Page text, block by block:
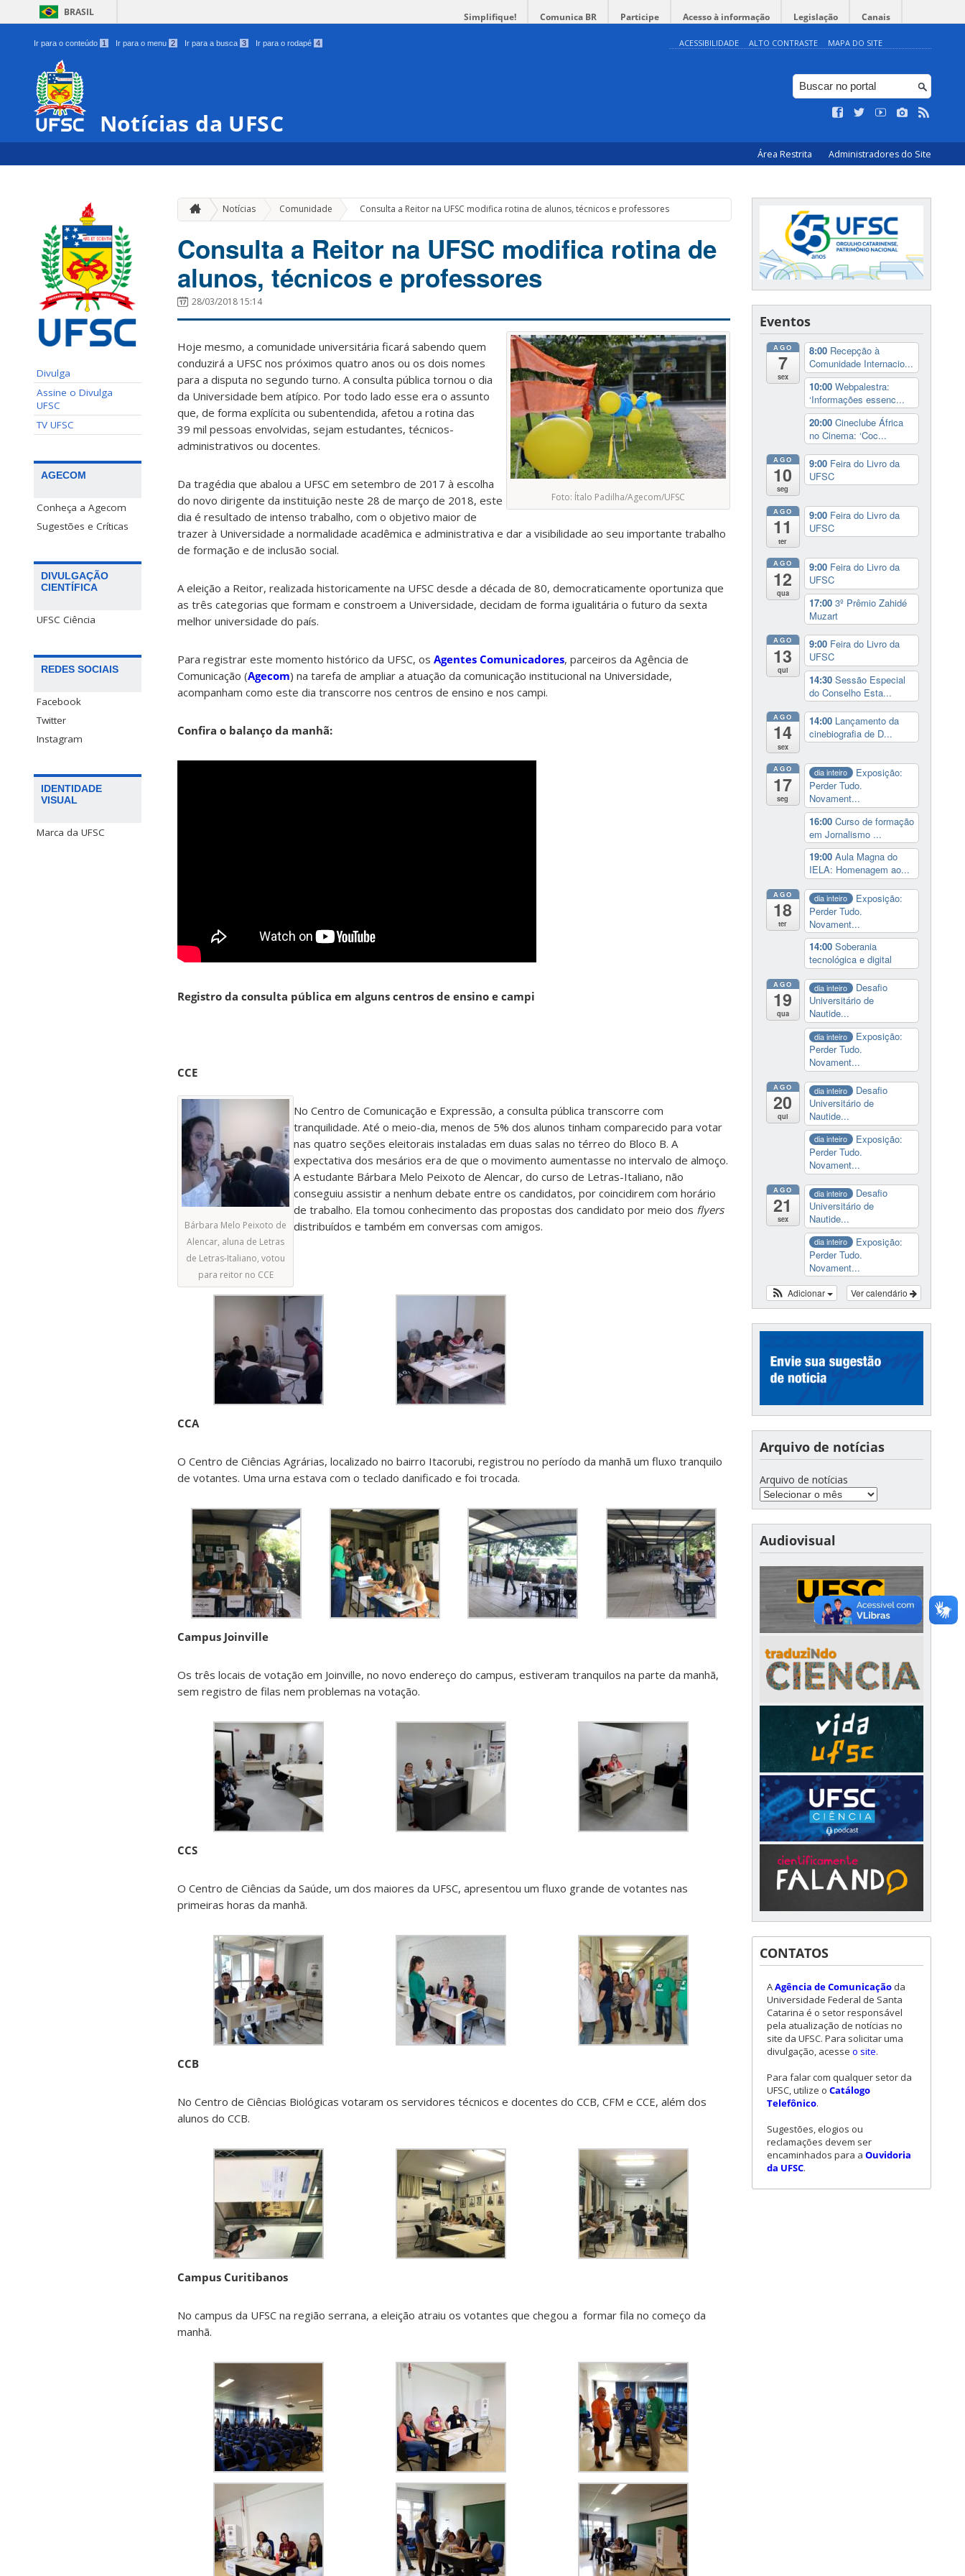
BRASIL Simplifique! Comunica BR Participe Acesso à informação Legislação Canais
Ir para o conteúdo 1 Ir para o menu 2 Ir para a busca 3 Ir para o rodapé 4 ACESSIBILIDADE ALTO CONTRASTE MAPA DO SITE
Notícias da UFSC
Área Restrita Administradores do Site
Divulga
Assine o Divulga
UFSC
TV UFSC
AGECOM
Conheça a Agecom
Sugestões e Críticas
DIVULGAÇÃO
CIENTÍFICA
UFSC Ciência
REDES SOCIAIS
Facebook
Twitter
Instagram
IDENTIDADE
VISUAL
Marca da UFSC
Notícias Comunidade » Consulta a Reitor na UFSC modifica rotina de alunos, técnicos e professores
Consulta a Reitor na UFSC modifica rotina de
alunos, técnicos e professores
28/03/2018 15:14
Foto: Ítalo Padilha/Agecom/UFSC
Hoje mesmo, a comunidade universitária ficará sabendo quem
conduzirá a UFSC nos próximos quatro anos ou os dois nomes
para a disputa no segundo turno. A consulta pública tornou o dia
da Universidade bem atípico. Por todo lado esse era o assunto
que, de forma explícita ou subentendida, afetou a rotina das
39 mil pessoas envolvidas, sejam estudantes, técnicos-
administrativos ou docentes.
Da tragédia que abalou a UFSC em setembro de 2017 à escolha
do novo dirigente da instituição neste 28 de março de 2018, este
dia é resultado de intenso trabalho, com o objetivo maior de
trazer à Universidade a normalidade acadêmica e administrativa e dar a visibilidade ao seu importante trabalho
de formação e de inclusão social.
A eleição a Reitor, realizada historicamente na UFSC desde a década de 80, democraticamente oportuniza que
as três categorias que formam e constroem a Universidade, decidam de forma igualitária o futuro da sexta
melhor universidade do país.
Para registrar este momento histórico da UFSC, os Agentes Comunicadores, parceiros da Agência de
Comunicação (Agecom) na tarefa de ampliar a atuação da comunicação institucional na Universidade,
acompanham como este dia transcorre nos centros de ensino e nos campi.
Confira o balanço da manhã:
Registro da consulta pública em alguns centros de ensino e campi
CCE
Bárbara Melo Peixoto de
Alencar, aluna de Letras
de Letras-Italiano, votou
para reitor no CCE
No Centro de Comunicação e Expressão, a consulta pública transcorre com
tranquilidade. Até o meio-dia, menos de 5% dos alunos tinham comparecido para votar
nas quatro seções eleitorais instaladas em duas salas no térreo do Bloco B. A
expectativa dos mesários era de que o movimento aumentasse no intervalo de almoço.
A estudante Bárbara Melo Peixoto de Alencar, do curso de Letras-Italiano, não
conseguiu assistir a nenhum debate entre os candidatos, por coincidirem com horário
de trabalho. Ela tomou conhecimento das propostas dos candidato por meio dos flyers
distribuídos e também em conversas com amigos.
CCA
O Centro de Ciências Agrárias, localizado no bairro Itacorubi, registrou no período da manhã um fluxo tranquilo
de votantes. Uma urna estava com o teclado danificado e foi trocada.
Campus Joinville
Os três locais de votação em Joinville, no novo endereço do campus, estiveram tranquilos na parte da manhã,
sem registro de filas nem problemas na votação.
CCS
O Centro de Ciências da Saúde, um dos maiores da UFSC, apresentou um fluxo grande de votantes nas
primeiras horas da manhã.
CCB
No Centro de Ciências Biológicas votaram os servidores técnicos e docentes do CCB, CFM e CCE, além dos
alunos do CCB.
Campus Curitibanos
No campus da UFSC na região serrana, a eleição atraiu os votantes que chegou a formar fila no começo da
manhã.
Eventos
AGO
7
sex
8:00 Recepção à
Comunidade Internacio...
10:00 Webpalestra:
‘Informações essenc...
20:00 Cineclube África
no Cinema: ‘Coc...
AGO
10
seg
9:00 Feira do Livro da
UFSC
AGO
11
ter
9:00 Feira do Livro da
UFSC
AGO
12
qua
9:00 Feira do Livro da
UFSC
17:00 3º Prêmio Zahidé
Muzart
AGO
13
qui
9:00 Feira do Livro da
UFSC
14:30 Sessão Especial
do Conselho Esta...
AGO
14
sex
14:00 Lançamento da
cinebiografia de D...
AGO
17
seg
dia inteiro
Exposição:
Perder Tudo.
Novament...
16:00 Curso de formação
em Jornalismo ...
19:00 Aula Magna do
IELA: Homenagem ao...
AGO
18
ter
dia inteiro
Exposição:
Perder Tudo.
Novament...
14:00 Soberania
tecnológica e digital
AGO
19
qua
dia inteiro
Desafio
Universitário de
Nautide...
dia inteiro
Exposição:
Perder Tudo.
Novament...
AGO
20
qui
dia inteiro
Desafio
Universitário de
Nautide...
dia inteiro
Exposição:
Perder Tudo.
Novament...
AGO
21
sex
dia inteiro
Desafio
Universitário de
Nautide...
dia inteiro
Exposição:
Perder Tudo.
Novament...
Ver calendário
Adicionar
Arquivo de notícias
Arquivo de notícias
Audiovisual
CONTATOS
AAgência de Comunicação da
Universidade Federal de Santa
Catarina é o setor responsável
pela atualização de notícias no
site da UFSC. Para solicitar uma
divulgação, acesse o site.
Para falar com qualquer setor da
UFSC, utilize o Catálogo
Telefônico.
Sugestões, elogios ou
reclamações devem ser
encaminhados para a Ouvidoria
da UFSC.